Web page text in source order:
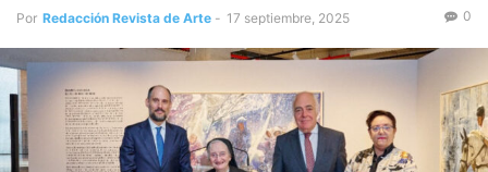
Por Redacción Revista de Arte - 17 septiembre, 2025 0